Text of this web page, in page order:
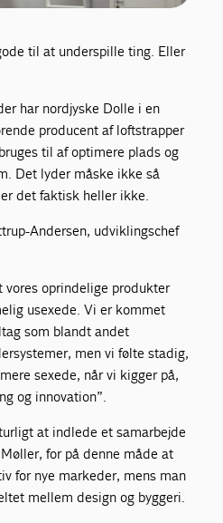
til at underspille ting. Eller
har nordjyske Dolle i en
producent af loftstrapper
til af optimere plads og
Det lyder måske ikke så
det faktisk heller ikke.
Andersen, udviklingschef
vores oprindelige produkter
usexede. Vi er kommet
som blandt andet
men vi følte stadig,
sexede, når vi kigger på,
og innovation”.
at indlede et samarbejde
for på denne måde at
for nye markeder, mens man
mellem design og byggeri.